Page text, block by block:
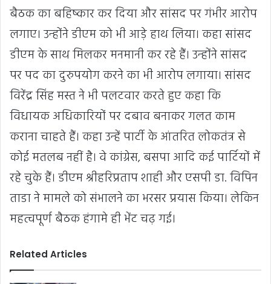
बैठक का बहिष्कार कर दिया और सांसद पर गंभीर आरोप
लगाए। उन्होंने डीएम को भी आड़े हाथ लिया। कहा सांसद
डीएम के साथ मिलकर मनमानी कर रहे हैं। उन्होंने सांसद
पर पद का दुरुपयोग करने का भी आरोप लगाया। सांसद
विरेंद्र सिंह मस्त ने भी पलटवार करते हुए कहा कि
विधायक अधिकारियों पर दबाव बनाकर गलत काम
कराना चाहते हैं। कहा उन्हें पार्टी के आंतरित लोकतंत्र से
कोई मतलब नहीं है। वे कांग्रेस, बसपा आदि कई पार्टियों में
रहे चुके हैं। डीएम श्रीहरिप्रताप शाही और एसपी डा. विपिन
ताडा ने मामले को संभालने का भरसर प्रयास किया। लेकिन
महत्वपूर्ण बैठक हंगामे ही भेंट चढ़ गई।
Related Articles